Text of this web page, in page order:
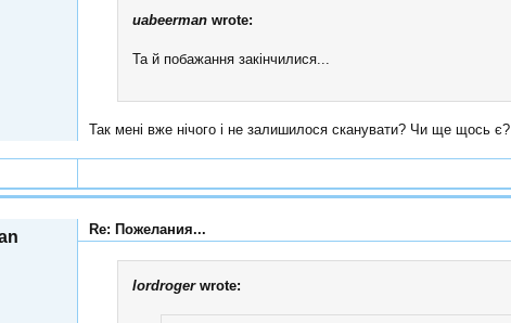
uabeerman wrote:
Та й побажання закінчилися...
Так мені вже нічого і не залишилося сканувати? Чи ще щось є?
Re: Пожелания...
lordrogerwrote: